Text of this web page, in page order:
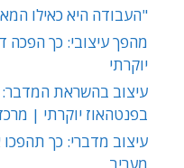
"העבודה היא כאילו
מהפך עיצובי: כך הפכה
יוקרתי
עיצוב בהשראת המדבר:
בפנטהאוז יוקרתי |
עיצוב מדברי: כך